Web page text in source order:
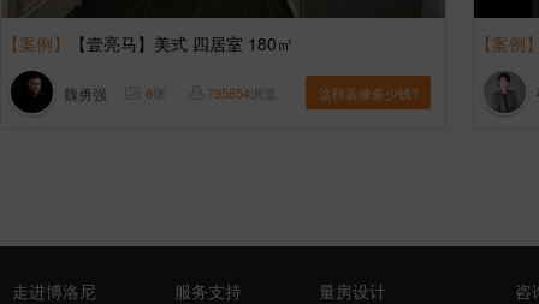
【案例】 【壹亮马】美式 四居室 180㎡
魏勇强 6张 795854浏览 这样装修多少钱?
【案例
走进博洛尼 服务支持 量房设计 咨